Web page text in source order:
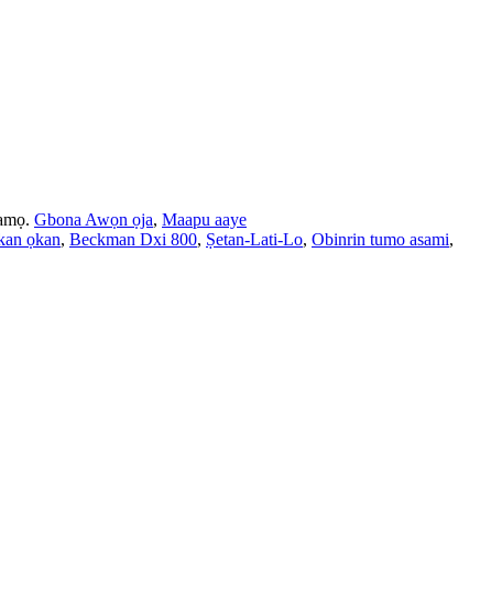
Gbona Awọn ọja, Maapu aaye
ọkan, Beckman Dxi 800, Ṣetan-Lati-Lo, Obinrin tumo asami,